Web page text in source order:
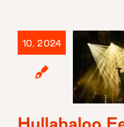
10, 2024
Hullabaloo